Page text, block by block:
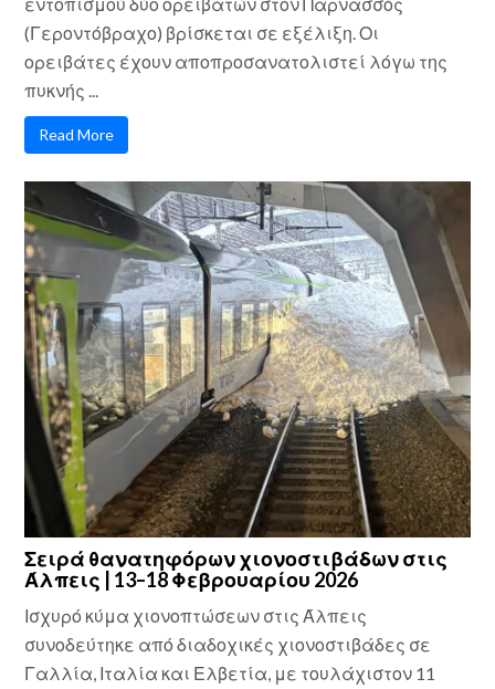
(Γεροντόβραχο) βρίσκεται σε εξέλιξη. Οι
ορειβάτες έχουν αποπροσανατολιστεί λόγω της
πυκνής ...
Read More
Σειρά θανατηφόρων χιονοστιβάδων στις
Άλπεις | 13–18 Φεβρουαρίου 2026
Ισχυρό κύμα χιονοπτώσεων στις Άλπεις
συνοδεύτηκε από διαδοχικές χιονοστιβάδες σε
Γαλλία, Ιταλία και Ελβετία, με τουλάχιστον 11